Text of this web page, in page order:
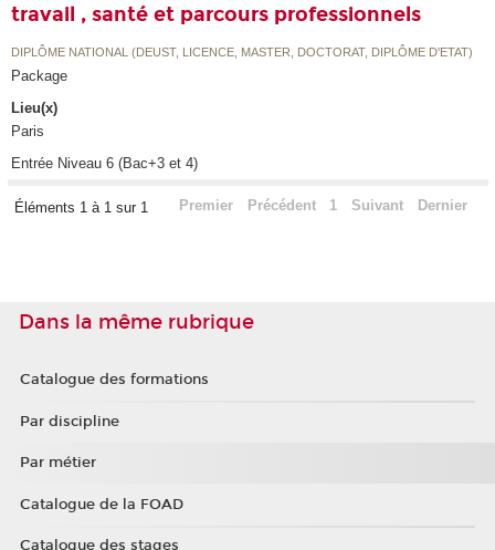
travail , santé et parcours professionnels
DIPLÔME NATIONAL (DEUST, LICENCE, MASTER, DOCTORAT, DIPLÔME D'ETAT)
Package
Lieu(x)
Paris
Entrée Niveau 6 (Bac+3 et 4)
Éléments 1 à 1 sur 1 Premier Précédent 1 Suivant Dernier
Dans la même rubrique
Catalogue des formations
Par discipline
Par métier
Catalogue de la FOAD
Catalogue des stages